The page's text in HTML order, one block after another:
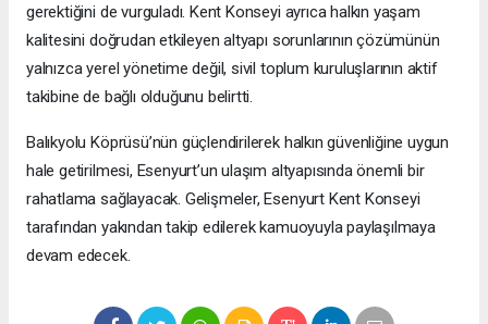
gerektiğini de vurguladı. Kent Konseyi ayrıca halkın yaşam
kalitesini doğrudan etkileyen altyapı sorunlarının çözümünün
yalnızca yerel yönetime değil, sivil toplum kuruluşlarının aktif
takibine de bağlı olduğunu belirtti.
Balıkyolu Köprüsü’nün güçlendirilerek halkın güvenliğine uygun
hale getirilmesi, Esenyurt’un ulaşım altyapısında önemli bir
rahatlama sağlayacak. Gelişmeler, Esenyurt Kent Konseyi
tarafından yakından takip edilerek kamuoyuyla paylaşılmaya
devam edecek.